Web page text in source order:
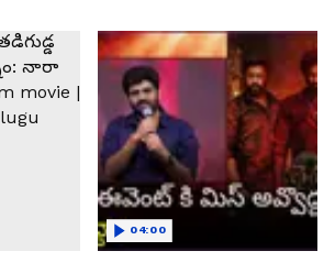
04:00